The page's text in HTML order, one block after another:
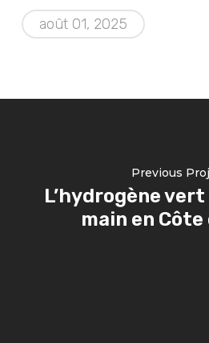
août 01, 2025
Previous
L’hydrogène
main en Côte